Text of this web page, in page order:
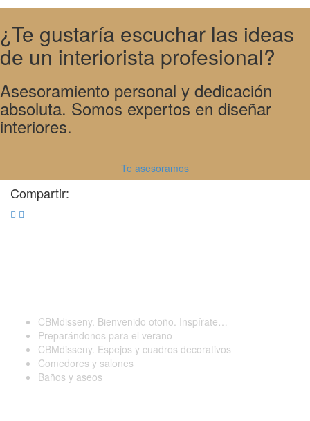
¿Te gustaría escuchar las ideas
de un interiorista profesional?
Asesoramiento personal y dedicación
absoluta. Somos expertos en diseñar
interiores.
Te asesoramos
Compartir:
CBMdisseny. Bienvenido otoño. Inspírate…
Preparándonos para el verano
CBMdisseny. Espejos y cuadros decorativos
Comedores y salones
Baños y aseos